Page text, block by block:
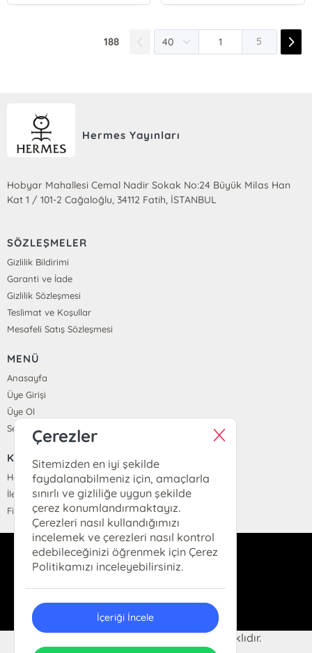
188 5
Hermes Yayınları
Hobyar Mahallesi Cemal Nadir Sokak No:24 Büyük Milas Han
Kat 1 / 101-2 Cağaloğlu, 34112 Fatih, İSTANBUL
SÖZLEŞMELER
Gizlilik Bildirimi
Garanti ve İade
Gizlilik Sözleşmesi
Teslimat ve Koşullar
Mesafeli Satış Sözleşmesi
MENÜ
Anasayfa
Üye Girişi
Üye Ol
Sepetim
KURUMSAL
Hakkımızda
İletişim
Fiyat Listesi
dukkan@hermeskitap.com
0(212)-519-93-79
© 2025 Hermes Kitap. Her hakkı saklıdır.
Çerezler
Sitemizden en iyi şekilde
faydalanabilmeniz için, amaçlarla
sınırlı ve gizliliğe uygun şekilde
çerez konumlandırmaktayız.
Çerezleri nasıl kullandığımızı
incelemek ve çerezleri nasıl kontrol
edebileceğinizi öğrenmek için Çerez
Politikamızı inceleyebilirsiniz.
İçeriği İncele